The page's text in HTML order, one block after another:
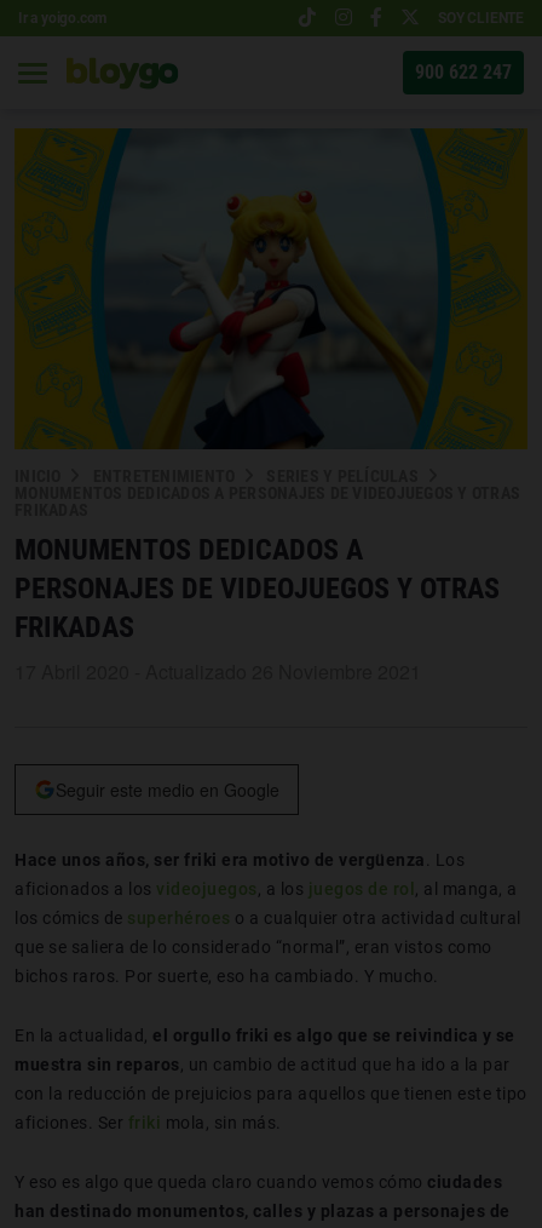
Ir a yoigo.com SOY CLIENTE
900 622 247
MONUMENTOS DEDICADOS A
PERSONAJES DE VIDEOJUEGOS Y OTRAS
FRIKADAS
Seguir este medio en Google
Hace unos años, ser friki era motivo de vergüenza . Los
aficionados a los videojuegos , a los juegos de rol
, al manga, a
los cómics de superhéroes o a cualquier otra actividad cultural
que se saliera de lo considerado “normal”, eran vistos como
bichos raros. Por suerte, eso ha cambiado. Y mucho.
En la actualidad, el orgullo friki es algo que se reivindica y se
muestra sin reparos , un cambio de actitud que ha ido a la par
con la reducción de prejuicios para aquellos que tienen este tipo
aficiones. Ser friki mola, sin más.
Y eso es algo que queda claro cuando vemos cómo ciudades
han destinado monumentos, calles y plazas a personajes de